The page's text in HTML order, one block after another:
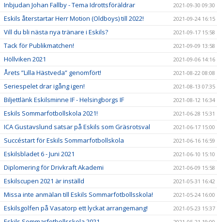
Inbjudan Johan Fallby - Tema Idrottsföräldrar 2021-09-30 09:30
Eskils återstartar Herr Motion (Oldboys) till 2022! 2021-09-24 16:15
Vill du bli nästa nya tränare i Eskils? 2021-09-17 15:58
Tack för Publikmatchen! 2021-09-09 13:58
Höllviken 2021 2021-09-06 14:16
Årets ”Lilla Hästveda” genomfört! 2021-08-22 08:08
Seriespelet drar igång igen! 2021-08-13 07:35
Biljettlänk Eskilsminne IF - Helsingborgs IF 2021-08-12 16:34
Eskils Sommarfotbollskola 2021! 2021-06-28 15:31
ICA Gustavslund satsar på Eskils som Gräsrotsval 2021-06-17 15:00
Succéstart för Eskils Sommarfotbollskola 2021-06-16 16:59
Eskilsbladet 6 - Juni 2021 2021-06-10 15:10
Diplomering för Drivkraft Akademi 2021-06-09 15:58
Eskilscupen 2021 är inställd 2021-05-31 16:42
Missa inte anmälan till Eskils Sommarfotbollsskola! 2021-05-24 16:00
Eskilsgolfen på Vasatorp ett lyckat arrangemang! 2021-05-23 15:37